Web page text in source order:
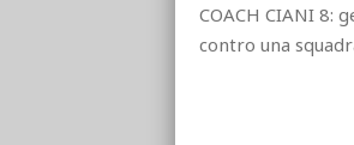
COACH CIANI 8:
contro una